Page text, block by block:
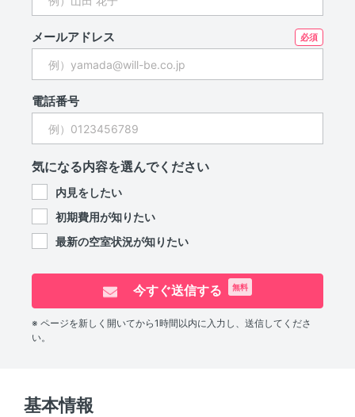
メールアドレス
電話番号
気になる内容を選んでください
内見をしたい
初期費用が知りたい
最新の空室状況が知りたい
今すぐ送信する 無料
※ ページを新しく開いてから1時間以内に入力し、送信してくださ
い。
基本情報